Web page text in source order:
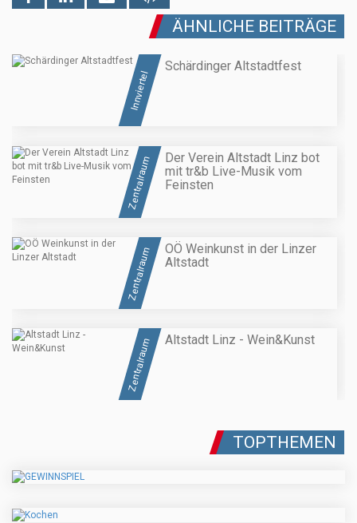
ÄHNLICHE BEITRÄGE
Innviertel
Schärdinger Altstadtfest
Zentralraum
Der Verein Altstadt Linz bot
mit tr&b Live-Musik vom
Feinsten
Zentralraum
OÖ Weinkunst in der Linzer
Altstadt
Zentralraum Altstadt Linz - Wein&Kunst
TOPTHEMEN